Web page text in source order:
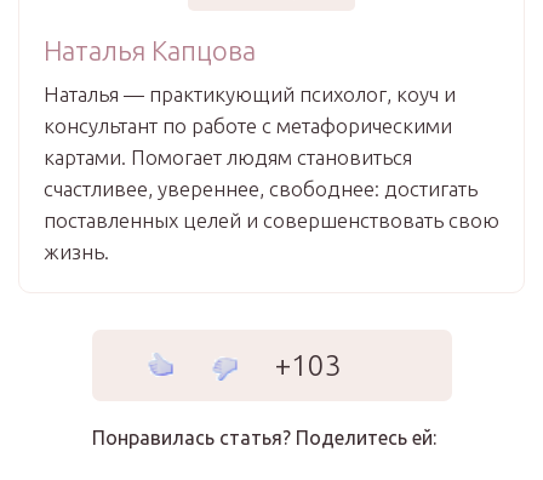
Наталья Капцова
Наталья — практикующий психолог, коуч и
консультант по работе с метафорическими
картами. Помогает людям становиться
счастливее, увереннее, свободнее: достигать
поставленных целей и совершенствовать свою
жизнь.
+103
Понравилась статья? Поделитесь ей: